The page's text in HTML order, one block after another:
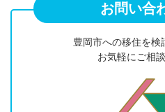
お問い合
豊岡市への移住を検
お気軽にご相